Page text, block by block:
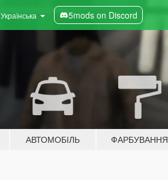
Українська 5mods on Discord
АВТОМОБІЛЬ ФАРБУВАННЯ